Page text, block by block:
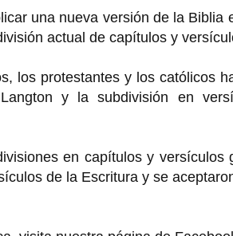
una nueva versión de la Biblia
actual de capítulos y
los protestantes y los católicos
y la subdivisión en
en capítulos y versículos
de la Escritura y se